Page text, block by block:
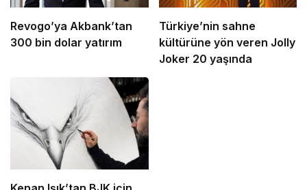
Revogo’ya Akbank’tan
300 bin dolar yatırım
Türkiye’nin sahne
kültürüne yön veren Jolly
Joker 20 yaşında